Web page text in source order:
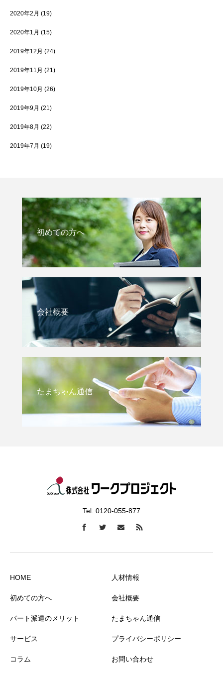
2020年2月 (19)
2020年1月 (15)
2019年12月 (24)
2019年11月 (21)
2019年10月 (26)
2019年9月 (21)
2019年8月 (22)
2019年7月 (19)
初めての方へ
会社概要
たまちゃん通信
Tel: 0120-055-877
HOME
初めての方へ
パート派遣のメリット
サービス
コラム
人材情報
会社概要
たまちゃん通信
プライバシーポリシー
お問い合わせ